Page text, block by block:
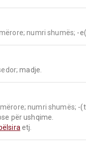
numri shumës; -
madje.
numri shumës; -
për ushqime.
etj.